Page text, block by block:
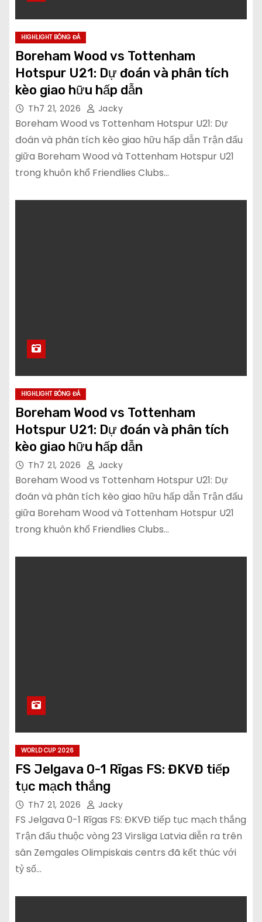
HIGHLIGHT BÓNG ĐÁ
Boreham Wood vs Tottenham
Hotspur U21: Dự đoán và phân tích
kèo giao hữu hấp dẫn
Th7 21, 2026 Jacky
Boreham Wood vs Tottenham Hotspur U21: Dự
đoán và phân tích kèo giao hữu hấp dẫn Trận đấu
giữa Boreham Wood và Tottenham Hotspur U21
trong khuôn khổ Friendlies Clubs…
HIGHLIGHT BÓNG ĐÁ
Boreham Wood vs Tottenham
Hotspur U21: Dự đoán và phân tích
kèo giao hữu hấp dẫn
Th7 21, 2026 Jacky
Boreham Wood vs Tottenham Hotspur U21: Dự
đoán và phân tích kèo giao hữu hấp dẫn Trận đấu
giữa Boreham Wood và Tottenham Hotspur U21
trong khuôn khổ Friendlies Clubs…
WORLD CUP 2026
FS Jelgava 0-1 Rīgas FS: ĐKVĐ tiếp
tục mạch thắng
Th7 21, 2026 Jacky
FS Jelgava 0-1 Rīgas FS: ĐKVĐ tiếp tục mạch thắng
Trận đấu thuộc vòng 23 Virsliga Latvia diễn ra trên
sân Zemgales Olimpiskais centrs đã kết thúc với
tỷ số…